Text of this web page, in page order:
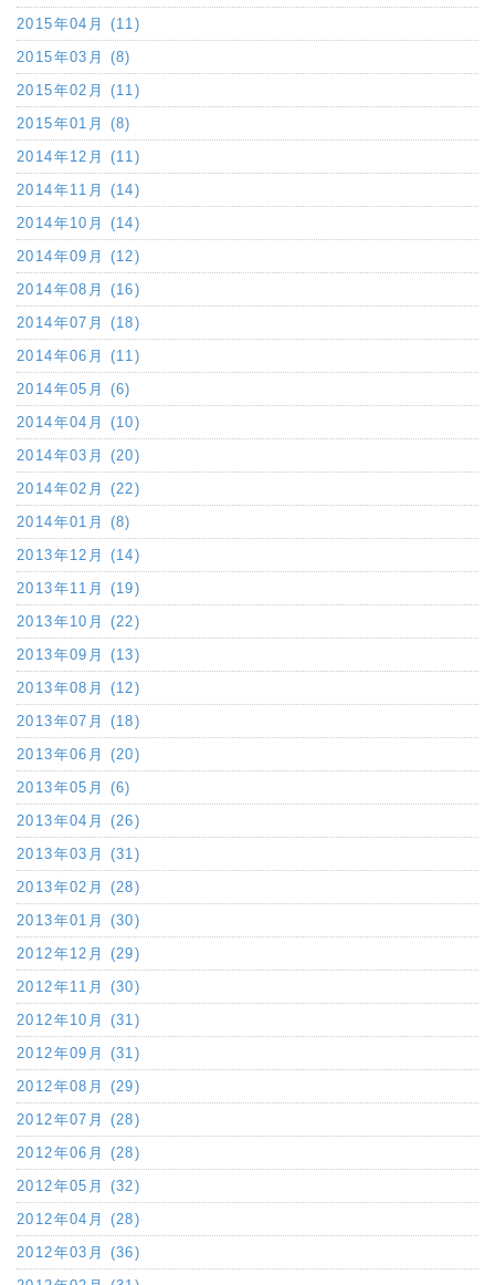
2015年04月 (11)
2015年03月 (8)
2015年02月 (11)
2015年01月 (8)
2014年12月 (11)
2014年11月 (14)
2014年10月 (14)
2014年09月 (12)
2014年08月 (16)
2014年07月 (18)
2014年06月 (11)
2014年05月 (6)
2014年04月 (10)
2014年03月 (20)
2014年02月 (22)
2014年01月 (8)
2013年12月 (14)
2013年11月 (19)
2013年10月 (22)
2013年09月 (13)
2013年08月 (12)
2013年07月 (18)
2013年06月 (20)
2013年05月 (6)
2013年04月 (26)
2013年03月 (31)
2013年02月 (28)
2013年01月 (30)
2012年12月 (29)
2012年11月 (30)
2012年10月 (31)
2012年09月 (31)
2012年08月 (29)
2012年07月 (28)
2012年06月 (28)
2012年05月 (32)
2012年04月 (28)
2012年03月 (36)